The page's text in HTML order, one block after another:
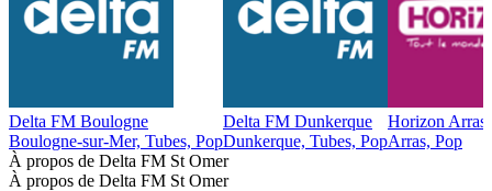
Delta FM Boulogne
Boulogne-sur-Mer, Tubes, Pop
Delta FM Dunkerque
Dunkerque, Tubes, Pop
Horizon Arras
Arras, Pop
À propos de Delta FM St Omer
À propos de Delta FM St Omer